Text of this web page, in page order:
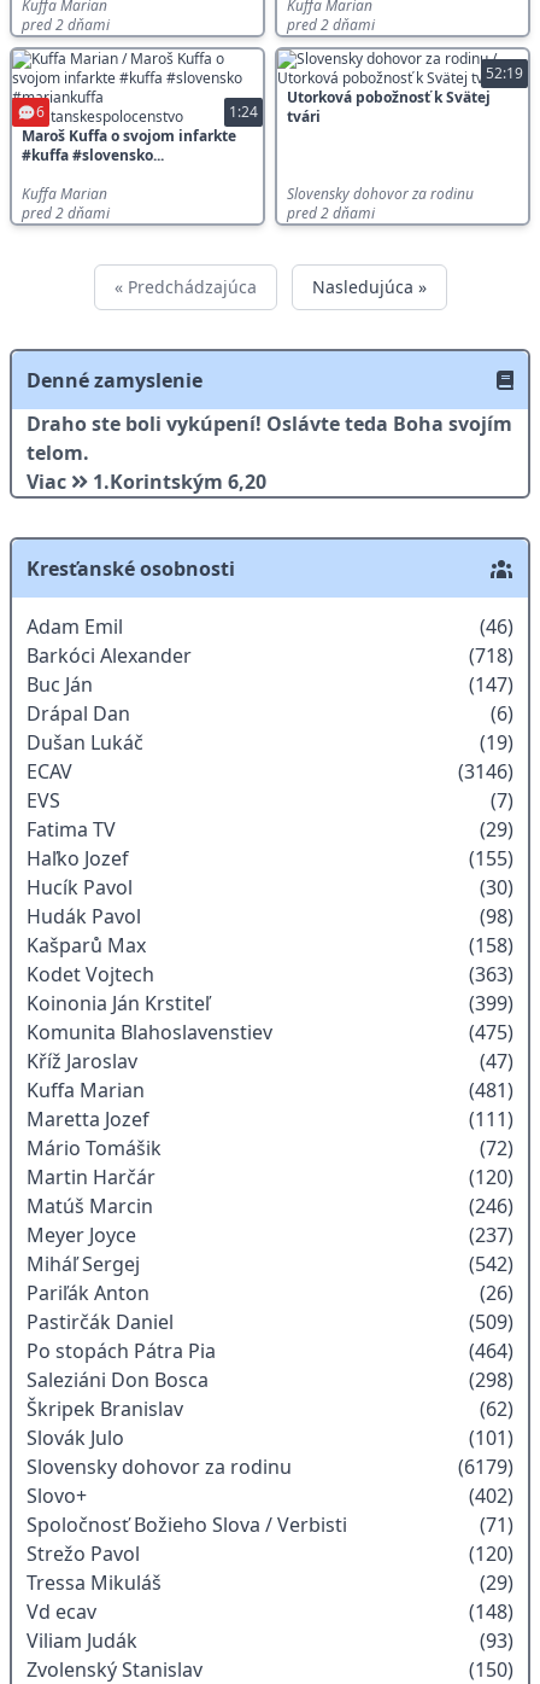
Kuffa Marian
pred 2 dňami
Kuffa Marian
pred 2 dňami
1:24
6
Maroš Kuffa o svojom infarkte
#kuffa #slovensko...
Kuffa Marian
pred 2 dňami
52:19
Utorková pobožnosť k Svätej
tvári
Slovensky dohovor za rodinu
pred 2 dňami
« Predchádzajúca Nasledujúca »
Denné zamyslenie
Draho ste boli vykúpení! Oslávte teda Boha svojím
telom.
Viac
1.Korintským 6,20
Kresťanské osobnosti
Adam Emil
(46)
Barkóci Alexander
(718)
Buc Ján
(147)
Drápal Dan
(6)
Dušan Lukáč
(19)
ECAV
(3146)
EVS
(7)
Fatima TV
(29)
Haľko Jozef
(155)
Hucík Pavol
(30)
Hudák Pavol
(98)
Kašparů Max
(158)
Kodet Vojtech
(363)
Koinonia Ján Krstiteľ
(399)
Komunita Blahoslavenstiev
(475)
Kříž Jaroslav
(47)
Kuffa Marian
(481)
Maretta Jozef
(111)
Mário Tomášik
(72)
Martin Harčár
(120)
Matúš Marcin
(246)
Meyer Joyce
(237)
Miháľ Sergej
(542)
Pariľák Anton
(26)
Pastirčák Daniel
(509)
Po stopách Pátra Pia
(464)
Saleziáni Don Bosca
(298)
Škripek Branislav
(62)
Slovák Julo
(101)
Slovensky dohovor za rodinu
(6179)
Slovo+
(402)
Spoločnosť Božieho Slova / Verbisti
(71)
Strežo Pavol
(120)
Tressa Mikuláš
(29)
Vd ecav
(148)
Viliam Judák
(93)
Zvolenský Stanislav
(150)